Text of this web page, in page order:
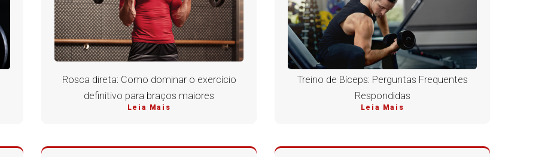
Rosca direta: Como dominar o exercício
definitivo para braços maiores
Leia Mais
Treino de Bíceps: Perguntas Frequentes
Respondidas
Leia Mais